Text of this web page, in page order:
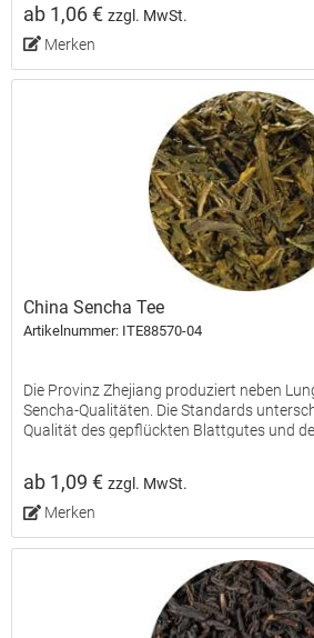
ab 1,06 €zzgl. MwSt.
Merken
China Sencha Tee
Artikelnummer: ITE88570-04
Die Provinz Zhejiang produziert neben
Sencha-Qualitäten. Die Standards
Qualität des gepflückten Blattgutes und
ab 1,09 €zzgl. MwSt.
Merken